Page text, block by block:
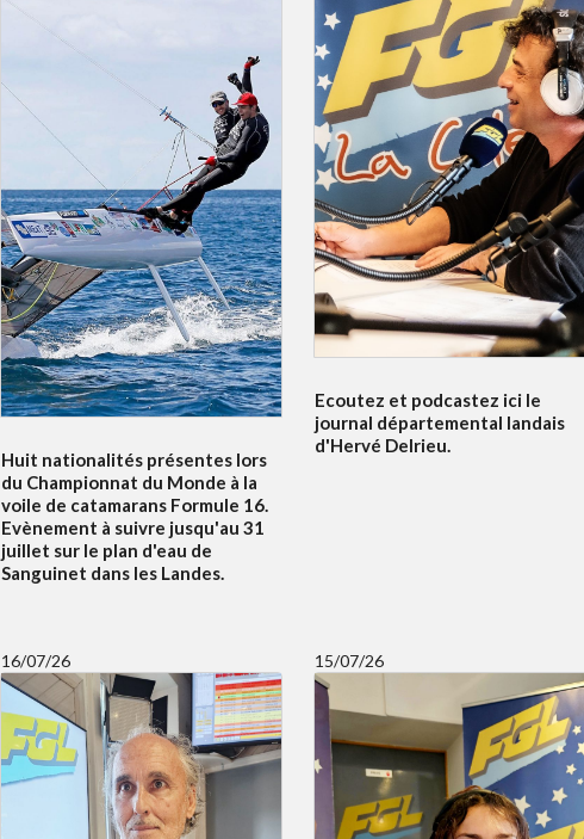
Huit nationalités présentes lors
du Championnat du Monde à la
voile de catamarans Formule 16.
Evènement à suivre jusqu'au 31
juillet sur le plan d'eau de
Sanguinet dans les Landes.
Ecoutez et podcastez ici le
journal départemental landais
d'Hervé Delrieu.
16/07/26 15/07/26